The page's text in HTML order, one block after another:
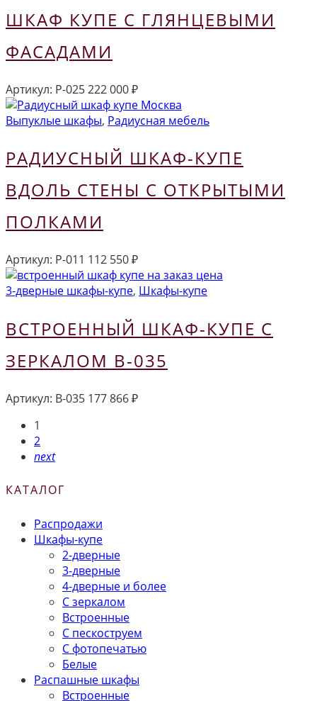
ШКАФ КУПЕ С ГЛЯНЦЕВЫМИ
ФАСАДАМИ
Артикул: Р-025222 000₽
Выпуклые шкафы, Радиусная мебель
РАДИУСНЫЙ ШКАФ-КУПЕ
ВДОЛЬ СТЕНЫ С ОТКРЫТЫМИ
ПОЛКАМИ
Артикул: Р-011 112 550₽
3-дверные шкафы-купе, Шкафы-купе
ВСТРОЕННЫЙ ШКАФ-КУПЕ С
ЗЕРКАЛОМ В-035
Артикул: В-035 177 866₽
1
2
next
КАТАЛОГ
Распродажи
Шкафы-купе
2-дверные
3-дверные
4-дверные и более
С зеркалом
Встроенные
С пескоструем
С фотопечатью
Белые
Распашные шкафы
Встроенные